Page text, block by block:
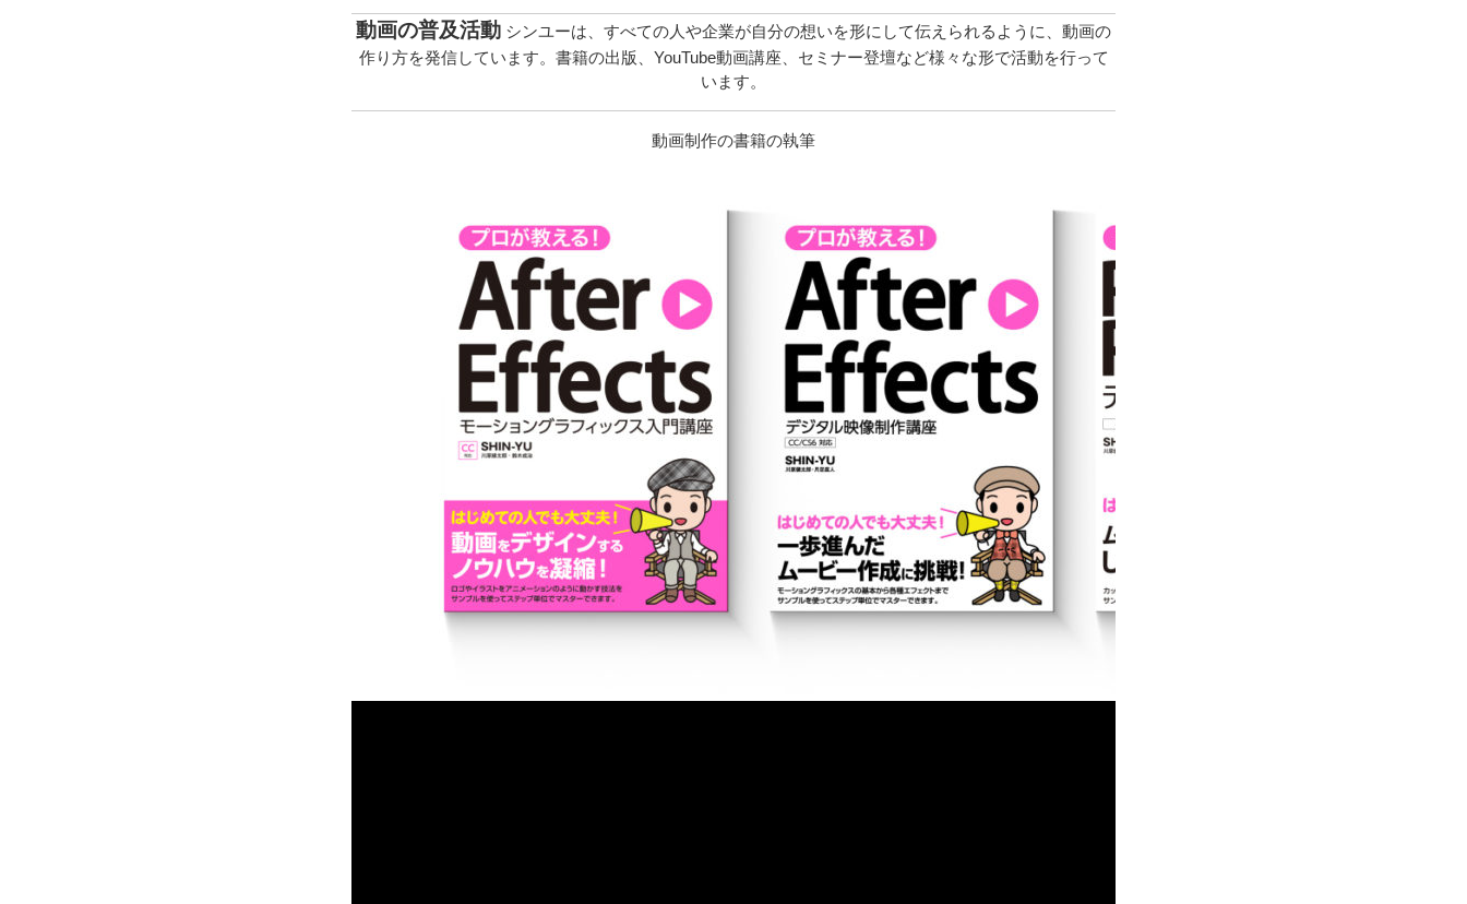
動画の普及活動 シンユーは、すべての人や企業が自分の想いを形にして伝えられるように、動画の
作り方を発信しています。書籍の出版、YouTube動画講座、セミナー登壇など様々な形で活動を行って
います。
動画制作の書籍の執筆